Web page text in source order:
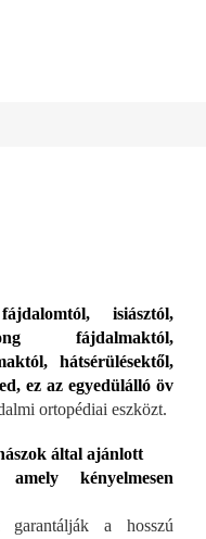
isiásztól,
fájdalmaktól,
hátsérülésektől,
ez az egyedülálló öv
ortopédiai eszközt.
által ajánlott
kényelmesen
garantálják a hosszú